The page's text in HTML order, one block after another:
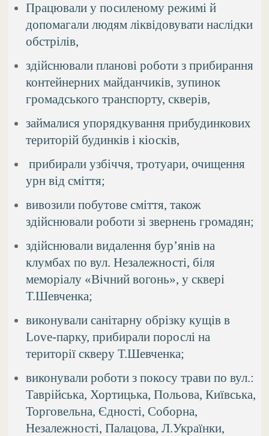
Працювали у посиленому режимі й
допомагали людям ліквідовувати наслідки
обстрілів,
здійснювали планові роботи з прибирання
контейнерних майданчиків, зупинок
громадського транспорту, скверів,
займалися упорядкування прибудинкових
територій будинків і кіосків,
прибирали узбіччя, тротуари, очищення
урн від сміття;
вивозили побутове сміття, також
здійснювали роботи зі звернень громадян;
здійснювали видалення бур’янів на
клумбах по вул. Незалежності, біля
меморіалу «Вічний вогонь», у сквері
Т.Шевченка;
виконували санітарну обрізку кущів в
Love-парку, прибирали порослі на
території скверу Т.Шевченка;
виконували роботи з покосу трави по вул.:
Таврійська, Хортицька, Польова, Київська,
Торговельна, Єдності, Соборна,
Незалежності, Палацова, Л.Українки,